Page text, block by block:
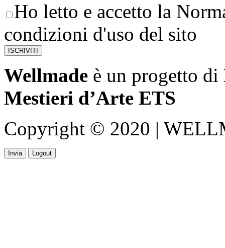
Ho letto e accetto la
condizioni d'uso del sito
Wellmade è un progetto di
Mestieri d’Arte ETS
Copyright © 2020 |
Invia Logout